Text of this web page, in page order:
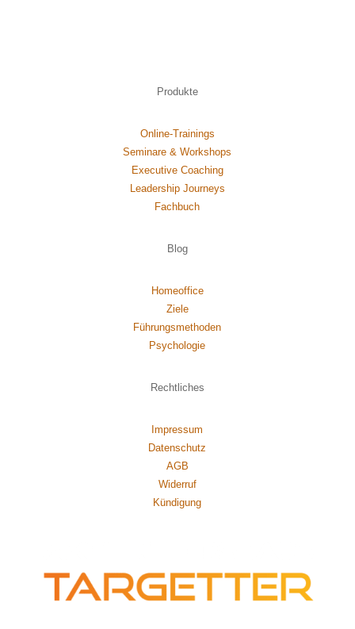
Produkte
Online-Trainings
Seminare & Workshops
Executive Coaching
Leadership Journeys
Fachbuch
Blog
Homeoffice
Ziele
Führungsmethoden
Psychologie
Rechtliches
Impressum
Datenschutz
AGB
Widerruf
Kündigung